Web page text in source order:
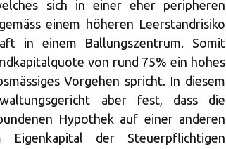
sich in einer eher peripheren
einem höheren Leerstandrisiko
in einem Ballungszentrum. Somit
von rund 75% ein hohes
Vorgehen spricht. In diesem
aber fest, dass die
Hypothek auf einer anderen
Eigenkapital der Steuerpflichtigen